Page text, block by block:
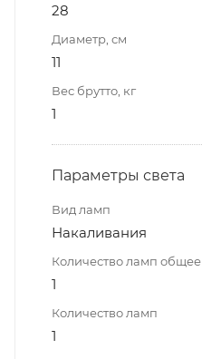
28
Диаметр, см
11
Вес брутто, кг
1
Параметры света
Вид ламп
Накаливания
Количество ламп общее
1
Количество ламп
1